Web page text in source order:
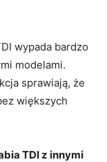
wypada​ bardzo
modelami.
sprawiają,⁢ że
większych
TDI z ‍innymi⁤